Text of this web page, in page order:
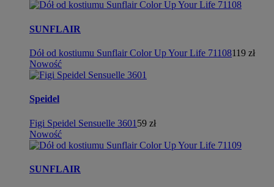
SUNFLAIR
Dół od kostiumu Sunflair Color Up Your Life 71108119 zł
Nowość
Speidel
Figi Speidel Sensuelle 3601 59 zł
Nowość
SUNFLAIR